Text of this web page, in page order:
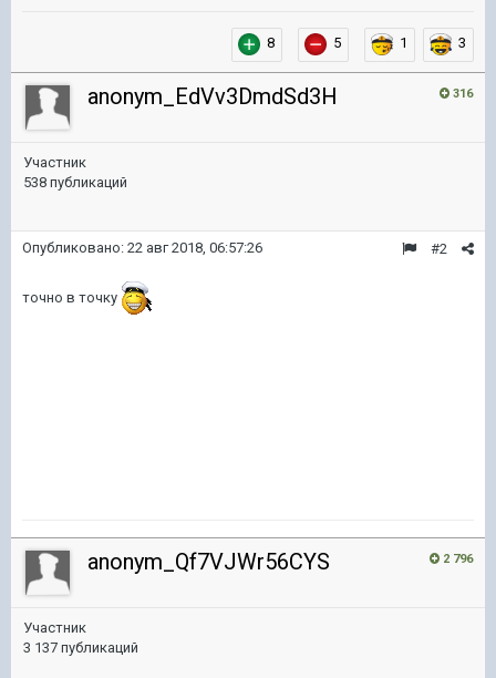
8 5 1 3
316
anonym_EdVv3DmdSd3H
Участник
538 публикаций
#2
Опубликовано: 22 авг 2018, 06:57:26
точно в точку
2 796
anonym_Qf7VJWr56CYS
Участник
3 137 публикаций